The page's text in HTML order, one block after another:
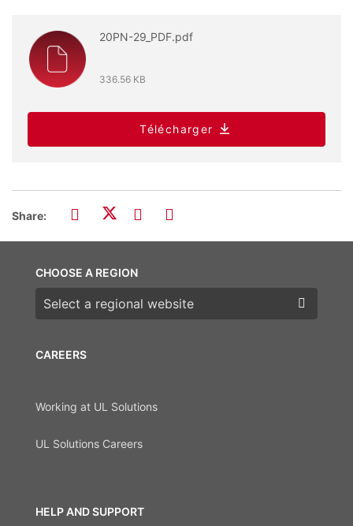
20PN-29_PDF.pdf
336.56 KB
Télécharger
Share:
CAREERS
Working at UL Solutions
UL Solutions Careers
HELP AND SUPPORT
CHOOSE A REGION
Choose a region